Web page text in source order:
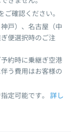
ご確認ください。
戸）、名古屋（中
便選択時のご注
約時に乗継ぎ空港
う費用はお客様の
定可能です。
詳し